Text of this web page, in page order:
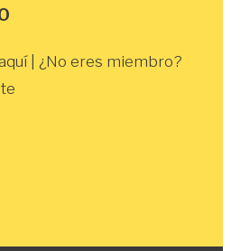
| ¿No eres miembro?